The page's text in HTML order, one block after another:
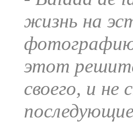
жизнь на
этот
своего, и не